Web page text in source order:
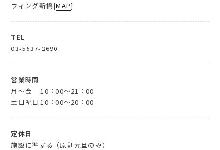
ウィング新橋[MAP]
TEL
03-5537-2690
営業時間
月～金
10：00～21：00
土日祝日 10：00～20：00
定休日
施設に準ずる（原則元旦のみ）